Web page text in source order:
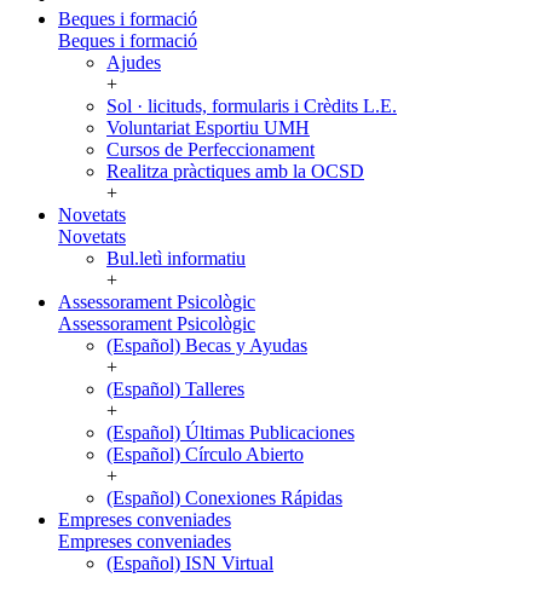
Beques i formació
Beques i formació
Ajudes
+
Sol · licituds, formularis i Crèdits L.E.
Voluntariat Esportiu UMH
Cursos de Perfeccionament
Realitza pràctiques amb la OCSD
+
Novetats
Novetats
Bul.letì informatiu
+
Assessorament Psicològic
Assessorament Psicològic
(Español) Becas y Ayudas
+
(Español) Talleres
+
(Español) Últimas Publicaciones
(Español) Círculo Abierto
+
(Español) Conexiones Rápidas
Empreses conveniades
Empreses conveniades
(Español) ISN Virtual